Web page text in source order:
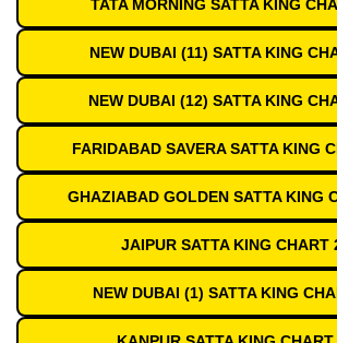
TATA MORNING SATTA KING
NEW DUBAI (11) SATTA KING
NEW DUBAI (12) SATTA KING
FARIDABAD SAVERA SATTA KING
GHAZIABAD GOLDEN SATTA KING
JAIPUR SATTA KING CHART
NEW DUBAI (1) SATTA KING